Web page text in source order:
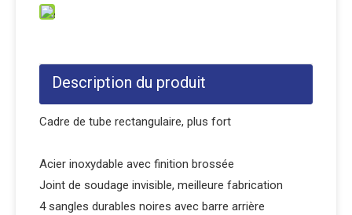
Description du produit
Cadre de tube rectangulaire, plus fort
Acier inoxydable avec finition brossée
Joint de soudage invisible, meilleure fabrication
4 sangles durables noires avec barre arrière